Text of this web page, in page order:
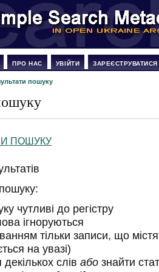
ПРО НАС УВІЙТИ ЗАРЕЄСТРУВАТИСЯ
пошуку
ПОШУКУ
чутливі до регістру
ігноруються
тільки записи, що
на увазі)
слів або знайти